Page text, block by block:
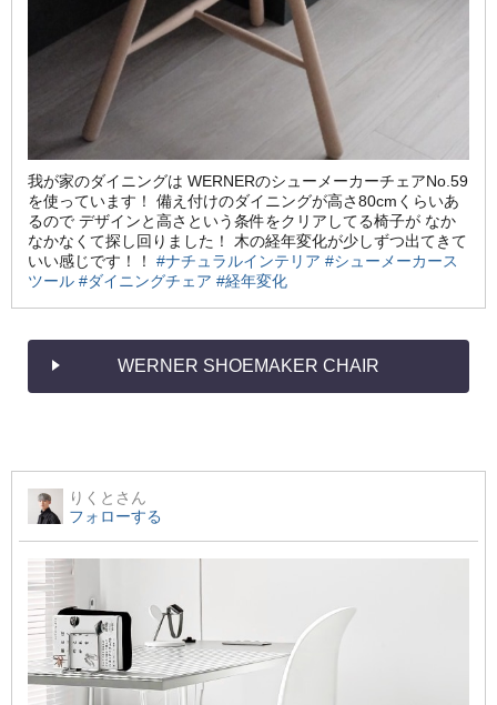
我が家のダイニングは WERNERのシューメーカーチェアNo.59
を使っています！ 備え付けのダイニングが高さ80cmくらいあ
るので デザインと高さという条件をクリアしてる椅子が なか
なかなくて探し回りました！ 木の経年変化が少しずつ出てきて
いい感じです！！ #ナチュラルインテリア #シューメーカース
ツール #ダイニングチェア #経年変化
WERNER SHOEMAKER CHAIR
りくと さん
フォローする